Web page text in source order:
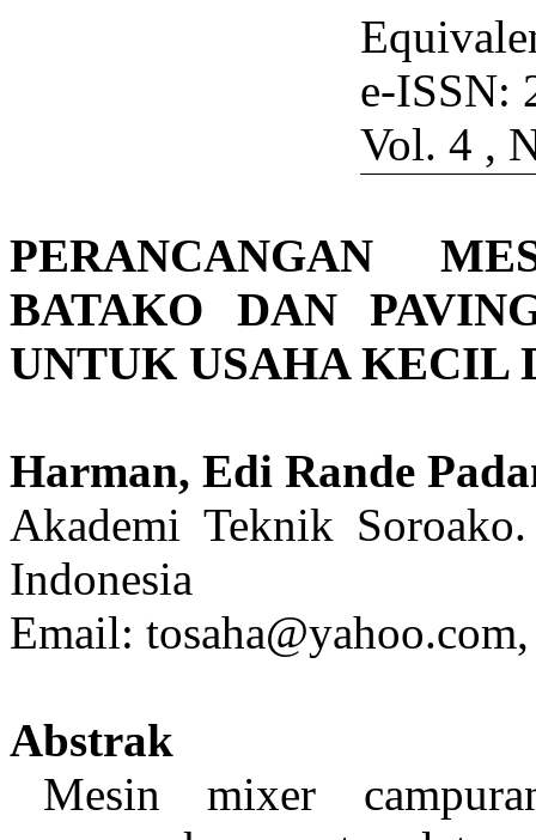
e-ISSN:
Vol. 4 ,
PERANCANGAN
BATAKO DAN
UNTUK USAHA KECIL
Harman, Edi Rande
Akademi Teknik
Indonesia
Email:
Abstrak
Mesin mixer